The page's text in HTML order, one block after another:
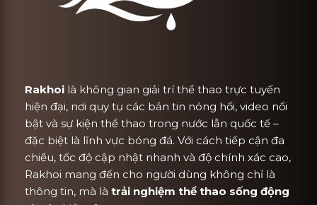
Rakhoi là không gian giải trí thể thao trực tuyến
hiện đại, nơi quy tụ các bản tin nóng hổi, video nổi
bật và sự kiện thể thao trong nước lẫn quốc tế –
đặc biệt là lĩnh vực bóng đá. Với cách tiếp cận đa
chiều, tốc độ cập nhật nhanh và độ chính xác cao,
Rakhoi mang đến cho người dùng không chỉ là
thông tin, mà là trải nghiệm thể thao sống động